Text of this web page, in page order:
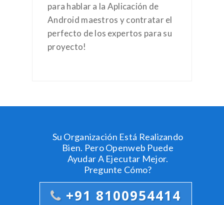
para hablar a la Aplicación de
Android maestros y contratar el
perfecto de los expertos para su
proyecto!
Su Organización Está Realizando
Bien. Pero Openweb Puede
Ayudar A Ejecutar Mejor.
Pregunte Cómo?
+91 8100954414